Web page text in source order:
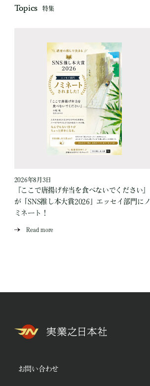
Topics 特集
2026年8月3日
『ここで唐揚げ弁当を食べないでください』
が「SNS推し本大賞2026」エッセイ部門にノ
ミネート！
Read more
お問い合わせ